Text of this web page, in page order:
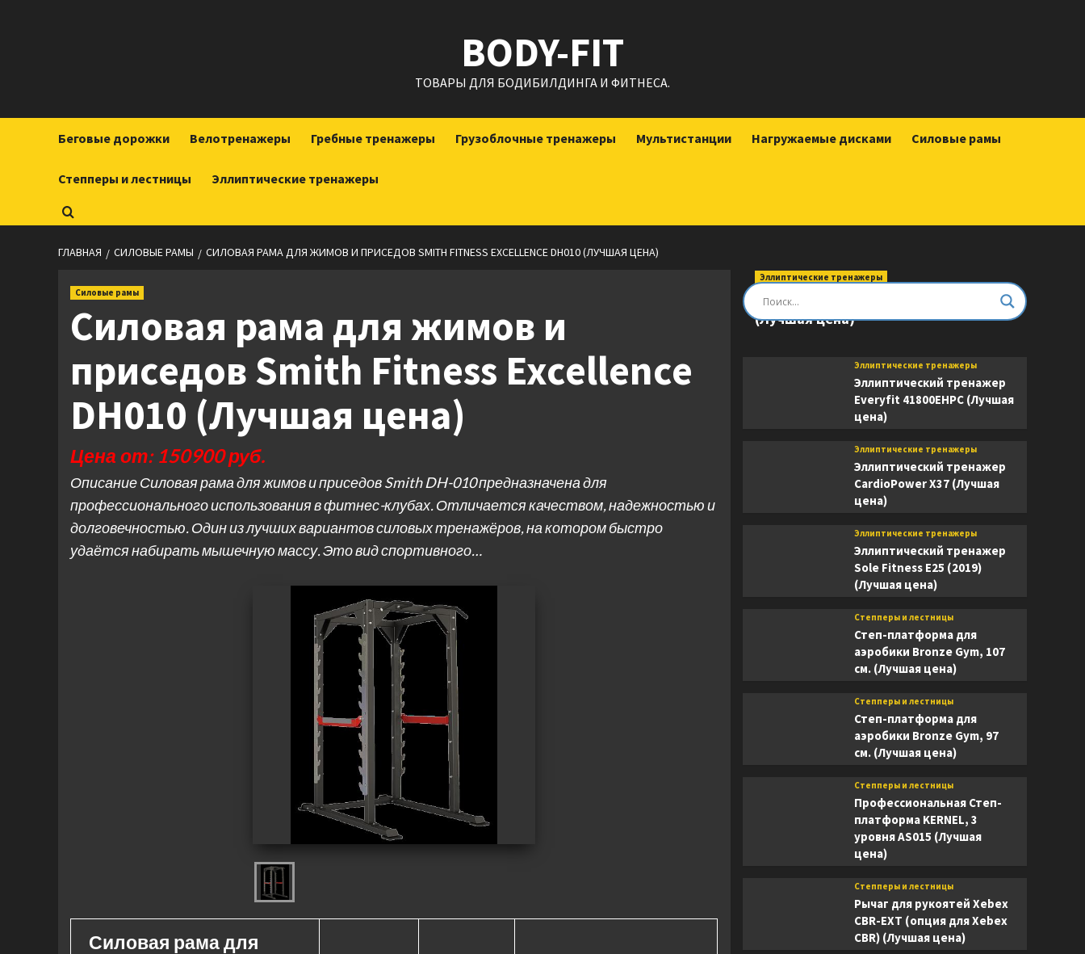
BODY-FIT
ТОВАРЫ ДЛЯ БОДИБИЛДИНГА И ФИТНЕСА.
Беговые дорожки Велотренажеры Гребные тренажеры Грузоблочные тренажеры Мультистанции Нагружаемые дисками Силовые рамы
Степперы и лестницы Эллиптические тренажеры
ГЛАВНАЯ СИЛОВЫЕ РАМЫ СИЛОВАЯ РАМА ДЛЯ ЖИМОВ И ПРИСЕДОВ SMITH FITNESS EXCELLENCE DH010 (ЛУЧШАЯ ЦЕНА)
Силовые рамы
Силовая рама для жимов и
приседов Smith Fitness Excellence
DH010 (Лучшая цена)
Цена от: 150900 руб.
Описание Силовая рама для жимов и приседов Smith DH-010 предназначена для
профессионального использования в фитнес-клубах. Отличается качеством, надежностью и
долговечностью. Один из лучших вариантов силовых тренажёров, на котором быстро
удаётся набирать мышечную массу. Это вид спортивного…
Силовая рама для
Эллиптические тренажеры
Эллиптический тренажер DFC E8745T
(Лучшая цена)
Эллиптические тренажеры
Эллиптический тренажер
Everyfit 41800EHPC (Лучшая
цена)
Эллиптические тренажеры
Эллиптический тренажер
CardioPower X37 (Лучшая
цена)
Эллиптические тренажеры
Эллиптический тренажер
Sole Fitness E25 (2019)
(Лучшая цена)
Степперы и лестницы
Степ-платформа для
аэробики Bronze Gym, 107
см. (Лучшая цена)
Степперы и лестницы
Степ-платформа для
аэробики Bronze Gym, 97
см. (Лучшая цена)
Степперы и лестницы
Профессиональная Степ-
платформа KERNEL, 3
уровня AS015 (Лучшая
цена)
Степперы и лестницы
Рычаг для рукоятей Xebex
CBR-EXT (опция для Xebex
CBR) (Лучшая цена)